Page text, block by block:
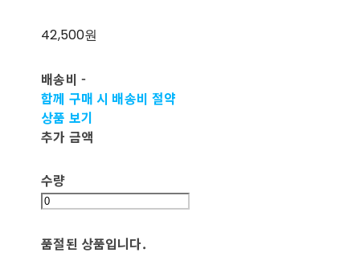
42,500원
배송비 -
함께 구매 시 배송비 절약
상품 보기
추가 금액
수량
품절된 상품입니다.